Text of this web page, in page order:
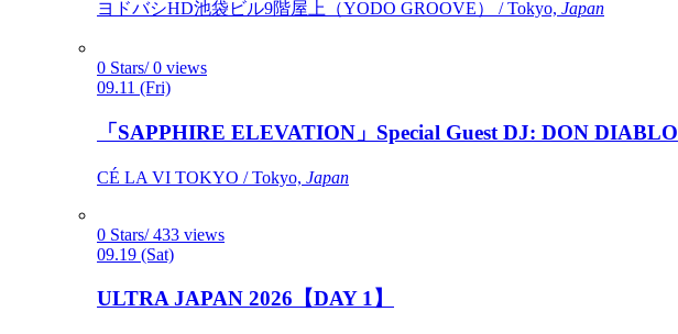
ヨドバシHD池袋ビル9階屋上（YODO GROOVE） / Tokyo, Japan
0 Stars/ 0 views
09.11 (Fri)
「SAPPHIRE ELEVATION」Special Guest DJ: DON DIABLO
CÉ LA VI TOKYO / Tokyo, Japan
0 Stars/ 433 views
09.19 (Sat)
ULTRA JAPAN 2026【DAY 1】